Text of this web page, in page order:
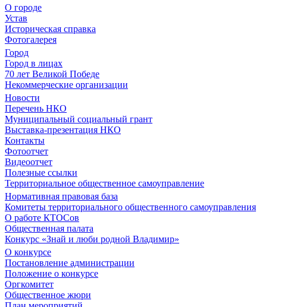
О городе
Устав
Историческая справка
Фотогалерея
Город
Город в лицах
70 лет Великой Победе
Некоммерческие организации
Новости
Перечень НКО
Муниципальный социальный грант
Выставка-презентация НКО
Контакты
Фотоотчет
Видеоотчет
Полезные ссылки
Территориальное общественное самоуправление
Нормативная правовая база
Комитеты территориального общественного самоуправления
О работе КТОСов
Общественная палата
Конкурс «Знай и люби родной Владимир»
О конкурсе
Постановление администрации
Положение о конкурсе
Оргкомитет
Общественное жюри